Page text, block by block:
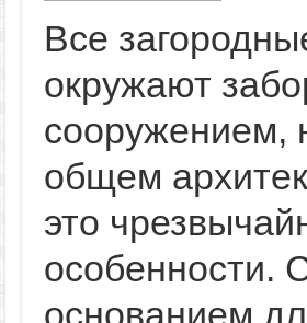
Все
окружают
сооружением,
общем
это
особенности.
основанием